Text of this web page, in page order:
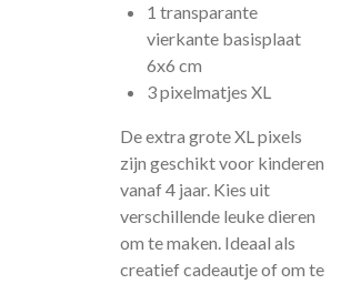
1 transparante
vierkante basisplaat
6x6 cm
3 pixelmatjes XL
De extra grote XL pixels
zijn geschikt voor kinderen
vanaf 4 jaar. Kies uit
verschillende leuke dieren
om te maken. Ideaal als
creatief cadeautje of om te